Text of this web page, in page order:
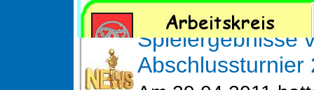
News
Spielergebnisse
Abschlussturnier